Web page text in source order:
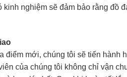
nghiệm sẽ đảm bảo rằng đồ
điểm mới, chúng tôi sẽ tiến hành
của chúng tôi không chỉ vận